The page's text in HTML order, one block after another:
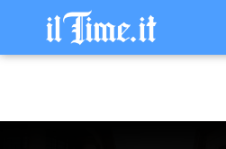
contenuto